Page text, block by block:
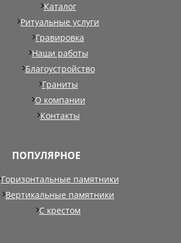
Каталог
Ритуальные услуги
Гравировка
Наши работы
Благоустройство
Граниты
О компании
Контакты
ПОПУЛЯРНОЕ
Горизонтальные памятники
Вертикальные памятники
С крестом